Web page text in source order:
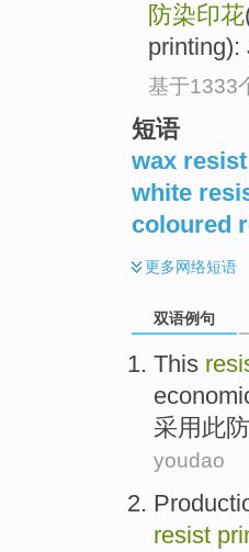
防染印花
printing):
基于1333
短语
wax
white
coloured
更多网络短语
双语例句
This
采用 此防
youdao
resist